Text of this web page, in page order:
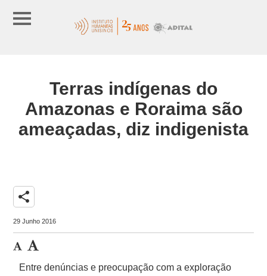
Terras indígenas do
Amazonas e Roraima são
ameaçadas, diz indigenista
share
29 Junho 2016
Entre denúncias e preocupação com a exploração